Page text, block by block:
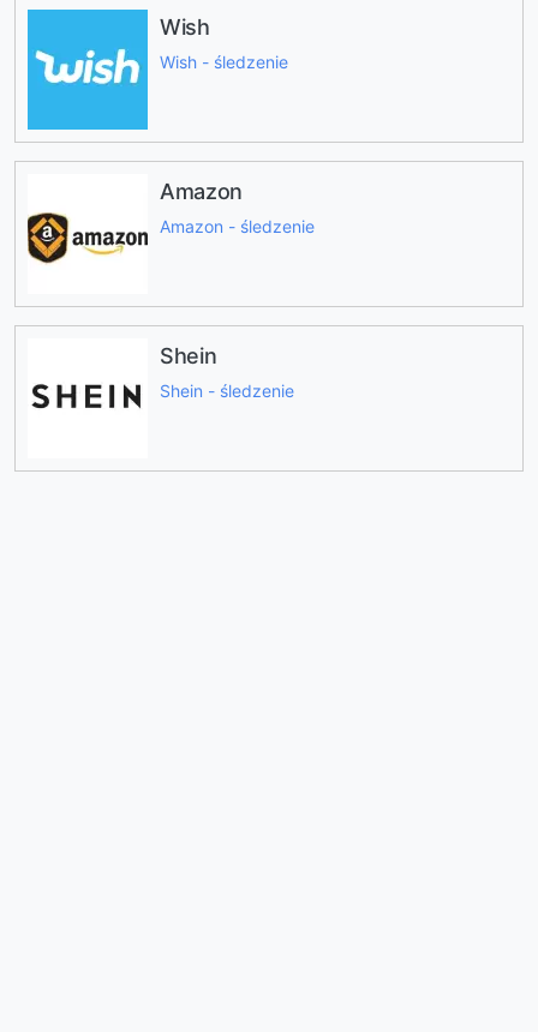
Wish
Wish - śledzenie
Amazon
Amazon - śledzenie
Shein
Shein - śledzenie